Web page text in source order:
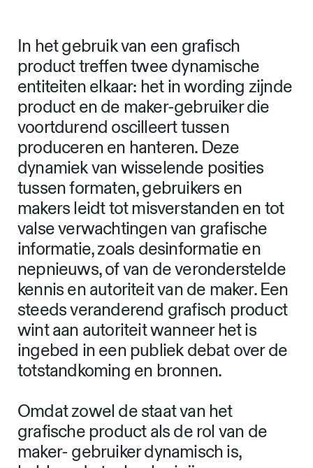
In het gebruik van een grafisch
product treffen twee dynamische
entiteiten elkaar: het in wording zijnde
product en de maker-gebruiker die
voortdurend oscilleert tussen
produceren en hanteren. Deze
dynamiek van wisselende posities
tussen formaten, gebruikers en
valse verwachtingen van grafische
informatie, zoals desinformatie en
nepnieuws, of van de veronderstelde